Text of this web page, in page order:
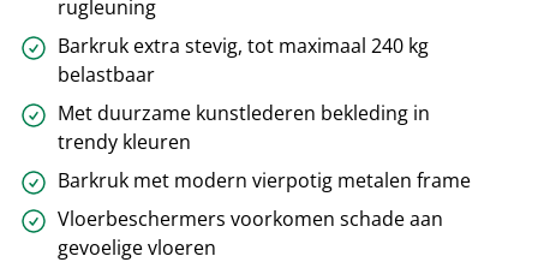
rugleuning
Barkruk extra stevig, tot maximaal 240 kg
belastbaar
Met duurzame kunstlederen bekleding in
trendy kleuren
Barkruk met modern vierpotig metalen frame
Vloerbeschermers voorkomen schade aan
gevoelige vloeren